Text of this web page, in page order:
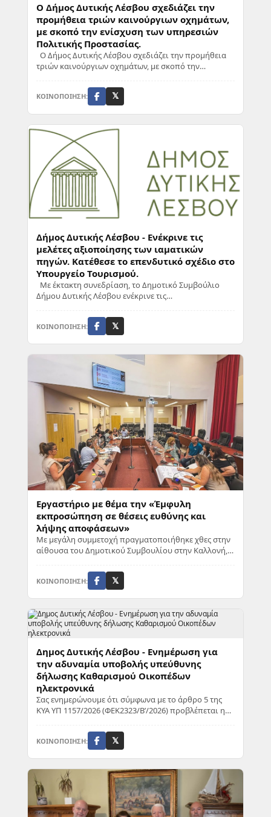
Ο Δήμος Δυτικής Λέσβου σχεδιάζει την
προμήθεια τριών καινούργιων οχημάτων,
με σκοπό την ενίσχυση των υπηρεσιών
Πολιτικής Προστασίας.
Ο Δήμος Δυτικής Λέσβου σχεδιάζει την προμήθεια
τριών καινούργιων οχημάτων, με σκοπό την
ΚΟΙΝΟΠΟΙΗΣΗ: 𝕏
Δήμος Δυτικής Λέσβου - Ενέκρινε τις
μελέτες αξιοποίησης των ιαματικών
πηγών. Κατέθεσε το επενδυτικό σχέδιο στο
Υπουργείο Τουρισμού.
Με έκτακτη συνεδρίαση, το Δημοτικό Συμβούλιο
Δήμου Δυτικής Λέσβου ενέκρινε τις
ΚΟΙΝΟΠΟΙΗΣΗ: 𝕏
Εργαστήριο με θέμα την «Έμφυλη
εκπροσώπηση σε θέσεις ευθύνης και
λήψης αποφάσεων»
Με μεγάλη συμμετοχή πραγματοποιήθηκε χθες στην
αίθουσα του Δημοτικού Συμβουλίου στην Καλλονή,
ΚΟΙΝΟΠΟΙΗΣΗ: 𝕏
Δημος Δυτικής Λέσβου - Ενημέρωση για
την αδυναμία υποβολής υπεύθυνης
δήλωσης Καθαρισμού Οικοπέδων
ηλεκτρονικά
Σας ενημερώνουμε ότι σύμφωνα με το άρθρο 5 της
ΚΥΑ ΥΠ 1157/2026 (ΦΕΚ2323/Β’/2026) προβλέπεται η
ΚΟΙΝΟΠΟΙΗΣΗ: 𝕏